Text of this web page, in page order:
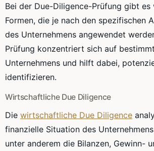
Bei der Due-Diligence-Prüfung gibt es
Formen, die je nach den spezifischen
des Unternehmens angewendet
Prüfung konzentriert sich auf
Unternehmens und hilft dabei,
identifizieren.
Wirtschaftliche Due Diligence
Die wirtschaftliche Due Diligence
finanzielle Situation des
unter anderem die Bilanzen, Gewinn-